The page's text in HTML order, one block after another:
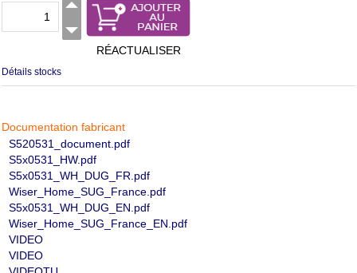
RÉACTUALISER
Détails stocks
Documentation fabricant
S520531_document.pdf
S5x0531_HW.pdf
S5x0531_WH_DUG_FR.pdf
Wiser_Home_SUG_France.pdf
S5x0531_WH_DUG_EN.pdf
Wiser_Home_SUG_France_EN.pdf
VIDEO
VIDEO